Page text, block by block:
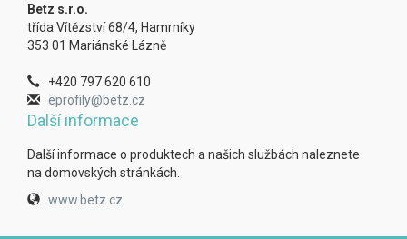
Betz s.r.o.
třída Vítězství 68/4, Hamrníky
353 01 Mariánské Lázně
+420 797 620 610
eprofily@betz.cz
Další informace
Další informace o produktech a našich službách naleznete
na domovských stránkách.
www.betz.cz